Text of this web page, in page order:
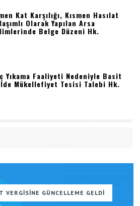
Kat Karşılığı, Kısmen Hasılat
Olarak Yapılan Arsa
Belge Düzeni Hk.
Yıkama Faaliyeti Nedeniyle Basit
Mükellefiyet Tesisi Talebi Hk.
VERGISINE GÜNCELLEME GELDI